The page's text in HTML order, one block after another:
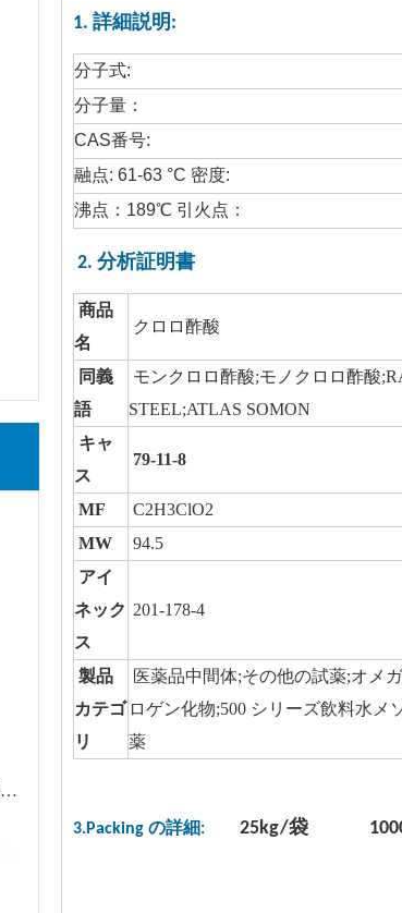
売れ筋の手頃な価格の最高品質の CAS 79-11-8 クロロ酢酸
1. 詳細説明:
分子式:
分子量：
CAS番号:
融点: 61-63 °C 密度:
沸点：189℃ 引火点：
2. 分析証明書
商品
名
クロロ酢酸
同義
語
モンクロロ酢酸;モノクロロ酢酸
STEEL;ATLAS SOMON
キャ
ス
79-11-8
MF
C2H3ClO2
MW
94.5
アイ
ネック
ス
201-178-4
製品
カテゴ
リ
医薬品中間体;その他の試薬;オメ
ロゲン化物;500 シリーズ飲料水メ
薬
3.Packing の詳細: 25kg/袋 1000